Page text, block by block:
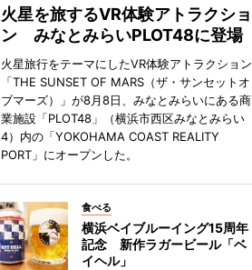
火星を旅するVR体験アトラクショ
ン みなとみらいPLOT48に登場
火星旅行をテーマにしたVR体験アトラクション
「THE SUNSET OF MARS（ザ・サンセットオ
ブマーズ）」が8月8日、みなとみらいにある商
業施設「PLOT48」（横浜市西区みなとみらい
4）内の「YOKOHAMA COAST REALITY
PORT」にオープンした。
食べる
横浜ベイブルーイング15周年
記念 新作ラガービール「ベ
イヘル」